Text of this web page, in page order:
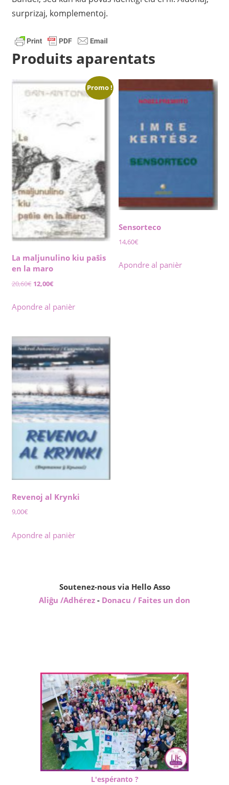
surprizaj, komplementoj.
Produits aparentats
Promo !
La maljunulino kiu paŝis
en la maro
20,60€ Original
was:
12,00€Current
is:
Apondre al panièr
Sensorteco
14,60€
Apondre al panièr
Revenoj al Krynki
9,00€
Apondre al panièr
Soutenez-nous via Hello Asso
Aliĝu /Adhérez - Donacu / Faites un don
L'espéranto ?